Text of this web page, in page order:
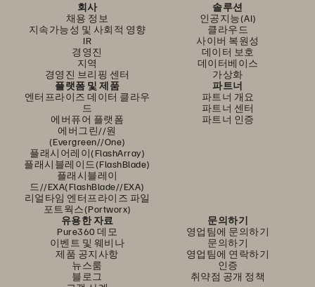
회사
채용 정보
지속가능성 및 사회적 영향
IR
경영진
지역
경영진 브리핑 센터
솔루션
인공지능(AI)
클라우드
사이버 복원성
데이터 보호
데이터베이스
가상화
플랫폼 및 제품
엔터프라이즈 데이터 클라우
드
에버퓨어 플랫폼
에버그린//원
(Evergreen//One)
플래시어레이(FlashArray)
플래시블레이드(FlashBlade)
플래시블레이
드//EXA(FlashBlade//EXA)
리얼타임 엔터프라이즈 파일
포트웍스(Portworx)
파트너
파트너 개요
파트너 센터
파트너 인증
유용한 자료
Pure360 데모
이벤트 및 웨비나
제품 공지사항
뉴스룸
블로그
문의하기
영업팀에 문의하기
문의하기
영업팀에 연락하기
인증
취약점 공개 정책